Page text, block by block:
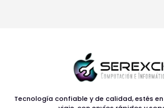
Tecnología confiable y de calidad, estés